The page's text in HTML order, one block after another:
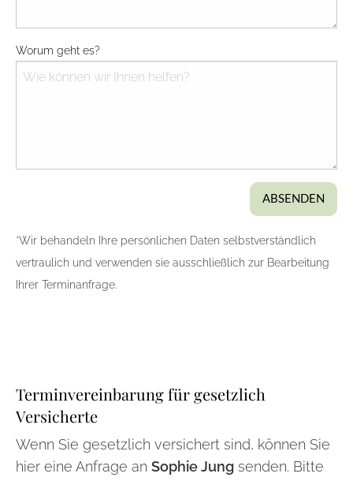
Worum geht es?
ABSENDEN
*Wir behandeln Ihre persönlichen Daten selbstverständlich
vertraulich und verwenden sie ausschließlich zur Bearbeitung
Ihrer Terminanfrage.
Terminvereinbarung für gesetzlich
Versicherte
Wenn Sie gesetzlich versichert sind, können Sie
hier eine Anfrage an Sophie Jung senden. Bitte